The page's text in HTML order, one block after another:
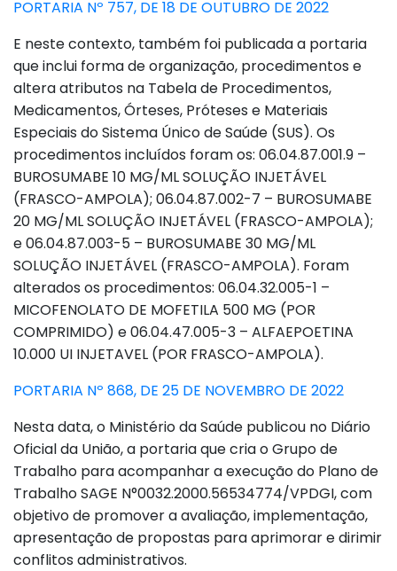
PORTARIA Nº 757, DE 18 DE OUTUBRO DE 2022
E neste contexto, também foi publicada a portaria
que inclui forma de organização, procedimentos e
altera atributos na Tabela de Procedimentos,
Medicamentos, Órteses, Próteses e Materiais
Especiais do Sistema Único de Saúde (SUS). Os
procedimentos incluídos foram os: 06.04.87.001.9 –
BUROSUMABE 10 MG/ML SOLUÇÃO INJETÁVEL
(FRASCO-AMPOLA); 06.04.87.002-7 – BUROSUMABE
20 MG/ML SOLUÇÃO INJETÁVEL (FRASCO-AMPOLA);
e 06.04.87.003-5 – BUROSUMABE 30 MG/ML
SOLUÇÃO INJETÁVEL (FRASCO-AMPOLA). Foram
alterados os procedimentos: 06.04.32.005-1 –
MICOFENOLATO DE MOFETILA 500 MG (POR
COMPRIMIDO) e 06.04.47.005-3 – ALFAEPOETINA
10.000 UI INJETAVEL (POR FRASCO-AMPOLA).
PORTARIA Nº 868, DE 25 DE NOVEMBRO DE 2022
Nesta data, o Ministério da Saúde publicou no Diário
Oficial da União, a portaria que cria o Grupo de
Trabalho para acompanhar a execução do Plano de
Trabalho SAGE N°0032.2000.56534774/VPDGI, com
objetivo de promover a avaliação, implementação,
apresentação de propostas para aprimorar e dirimir
conflitos administrativos.